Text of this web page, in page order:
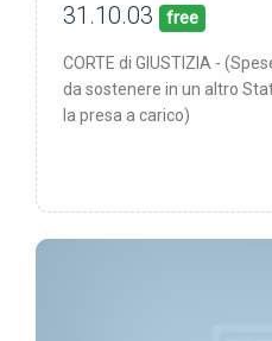
pubblicata: 00/00/00
31.10.03 free
CORTE di GIUSTIZIA -
da sostenere in un altro
la presa a carico)